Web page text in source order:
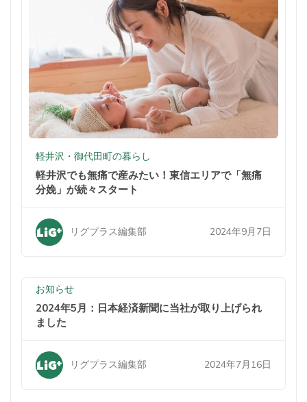
軽井沢・御代田町の暮らし
軽井沢でも無痛で産みたい！東信エリアで「無痛
分娩」が続々スタート
リグプラス編集部 2024年9月7日
お知らせ
2024年5月：日本経済新聞に当社が取り上げられ
ました
リグプラス編集部 2024年7月16日